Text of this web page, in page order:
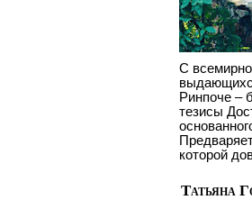
С
Ринпоче –
тезисы
которой
Татьяна